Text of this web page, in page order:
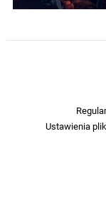
Ustawienia